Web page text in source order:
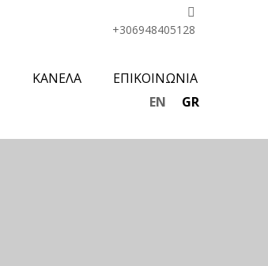
+306948405128
ΚΑΝΕΛΑ
ΕΠΙΚΟΙΝΩΝΙΑ
EN
GR